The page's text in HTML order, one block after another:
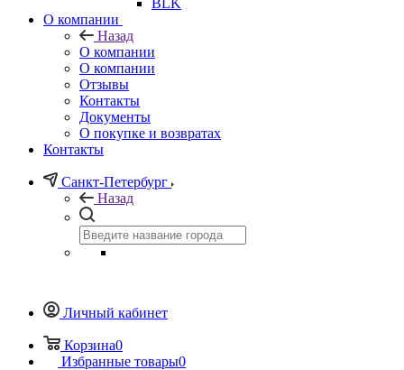
BLK
О компании
Назад
О компании
О компании
Отзывы
Контакты
Документы
О покупке и возвратах
Контакты
Санкт-Петербург
Назад
Личный кабинет
Корзина0
Избранные товары0